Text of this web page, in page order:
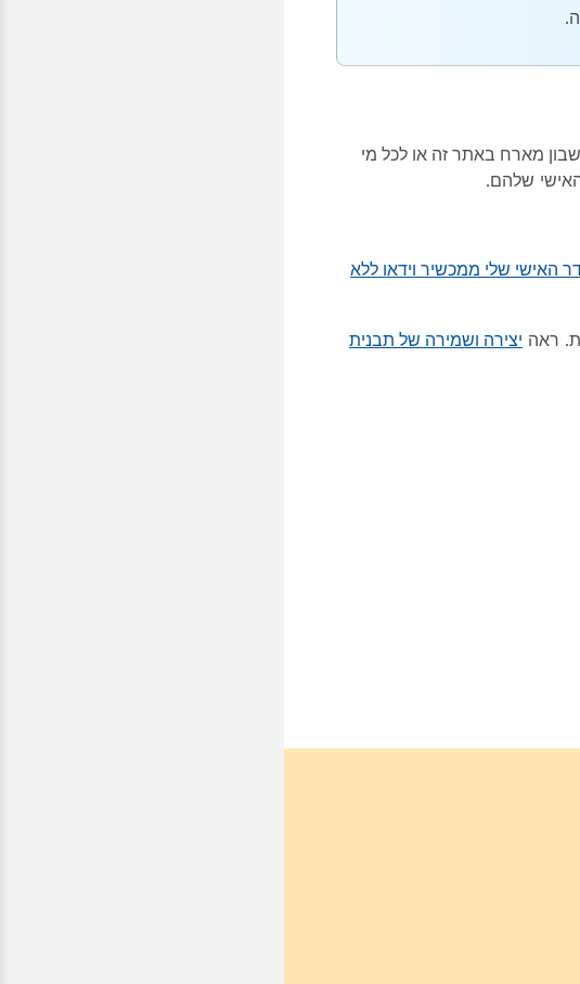
מארח באתר זה או לכל מי
שלהם.
האישי שלי ממכשיר וידאו ללא
ראה יצירה ושמירה של תבנית